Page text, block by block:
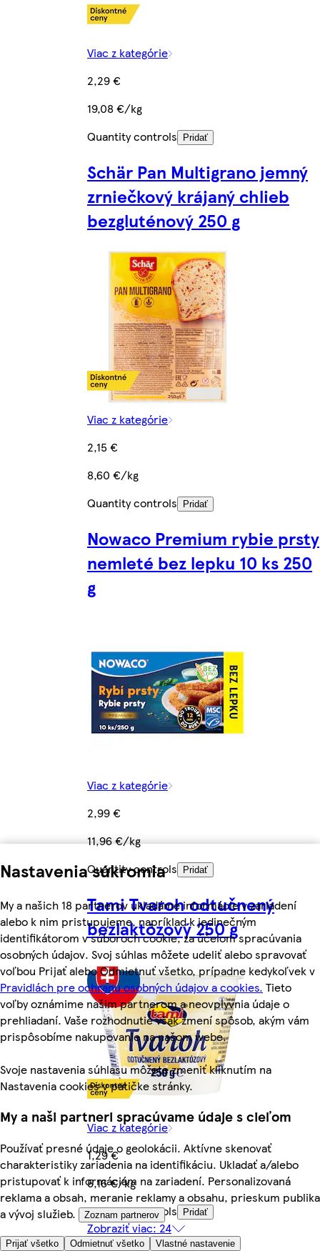
Nastavenia súkromia
My a našich 18 partnerov ukladáme informácie v zariadení
alebo k nim pristupujeme, napríklad k jedinečným
identifikátorom v súboroch cookie, za účelom spracúvania
osobných údajov. Svoj súhlas môžete udeliť alebo spravovať
voľbou Prijať alebo Odmietnuť všetko, prípadne kedykoľvek v
Pravidlách pre ochranu osobných údajov a cookies. Tieto
voľby oznámime našim partnerom a neovplyvnia údaje o
prehliadaní. Vaše rozhodnutie však zmení spôsob, akým vám
prispôsobíme nakupovanie na našom webe.
Svoje nastavenia súhlasu môžete zmeniť kliknutím na
Nastavenia cookies v pätičke stránky.
My a naši partneri spracúvame údaje s cieľom
Používať presné údaje o geolokácii. Aktívne skenovať
charakteristiky zariadenia na identifikáciu. Ukladať a/alebo
pristupovať k informáciám na zariadení. Personalizovaná
reklama a obsah, meranie reklamy a obsahu, prieskum publika
a vývoj služieb.
Zoznam partnerov
Prijať všetko Odmietnuť všetko Vlastné nastavenie
Viac z kategórie
2,29 €
19,08 €/kg
Quantity controls
Pridať
Schär Pan Multigrano jemný
zrniečkový krájaný chlieb
bezgluténový 250 g
Viac z kategórie
2,15 €
8,60 €/kg
Quantity controls
Pridať
Nowaco Premium rybie prsty
nemleté bez lepku 10 ks 250
g
Viac z kategórie
2,99 €
11,96 €/kg
Quantity controls
Pridať
Tami Tvaroh odtučnený
bezlaktózový 250 g
Viac z kategórie
1,29 €
5,16 €/kg
Quantity controls
Pridať
Zobraziť viac: 24